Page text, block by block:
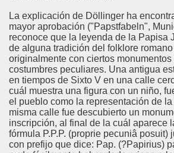
La explicación de Döllinger ha
mayor aprobación ("Papstfabeln",
reconoce que la leyenda de la Papisa
de alguna tradición del folklore
originalmente con ciertos
costumbres peculiares. Una antigua
en tiempos de Sixto V en una calle
cuál muestra una figura con un niño,
el pueblo como la representación de
misma calle fue descubierto un
inscripción, al final de la cuál aparece
fórmula P.P.P. (proprie pecuniâ posuit)
con prefijo que dice: Pap. (?Papirius)